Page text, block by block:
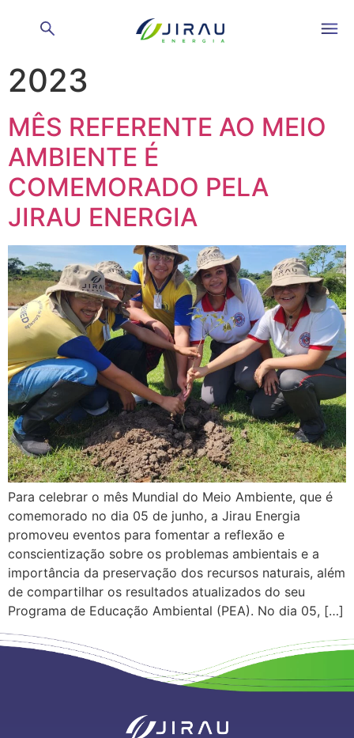
Dia:
21 de junho de
2023
MÊS REFERENTE AO MEIO
AMBIENTE É
COMEMORADO PELA
JIRAU ENERGIA
Para celebrar o mês Mundial do Meio Ambiente, que é
comemorado no dia 05 de junho, a Jirau Energia
promoveu eventos para fomentar a reflexão e
conscientização sobre os problemas ambientais e a
importância da preservação dos recursos naturais, além
de compartilhar os resultados atualizados do seu
Programa de Educação Ambiental (PEA). No dia 05, […]